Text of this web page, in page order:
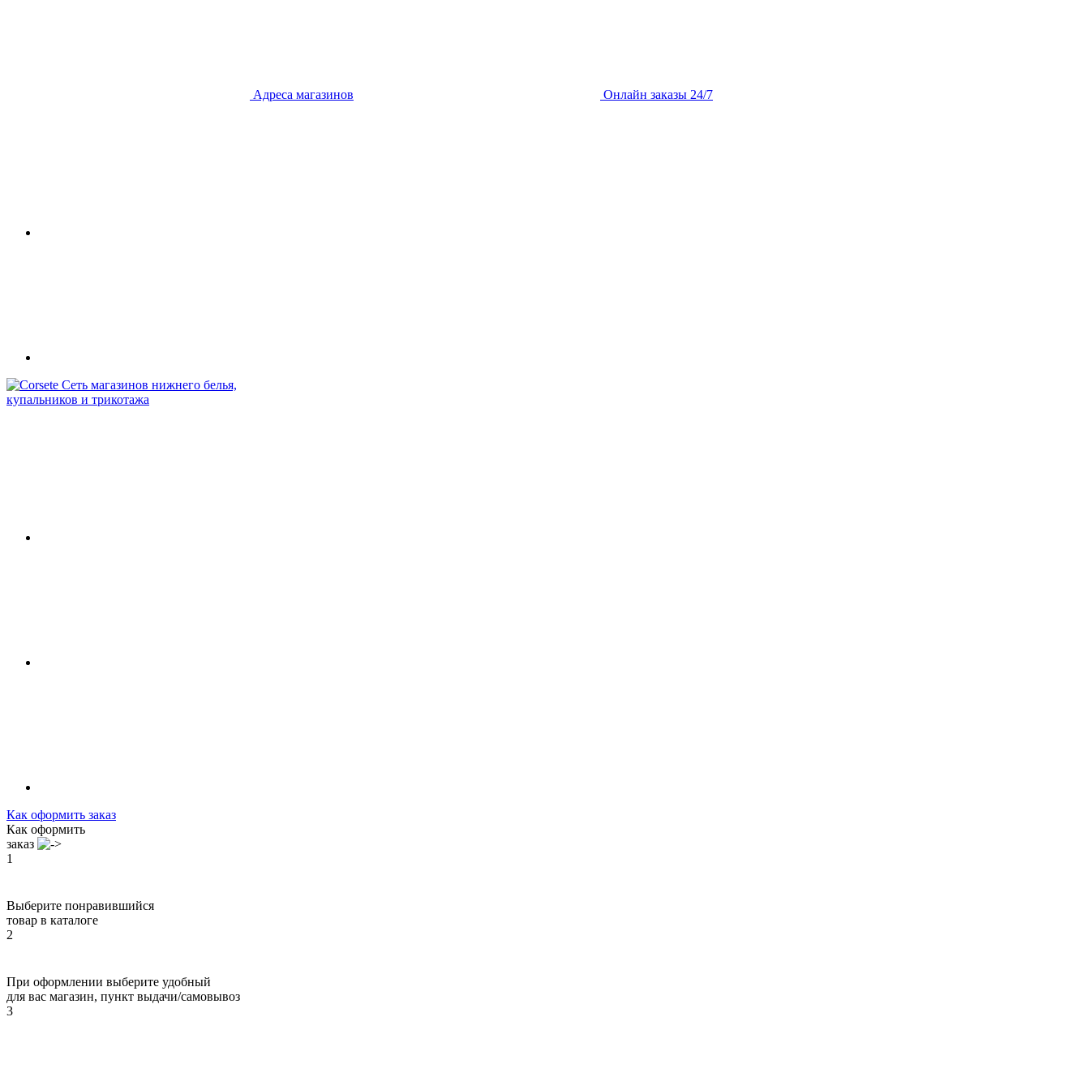
Адреса магазинов Онлайн заказы 24/7
Сеть магазинов нижнего белья,
купальников и трикотажа
Как оформить заказ
Как оформить
заказ
1
Выберите понравившийся
товар в каталоге
2
При оформлении выберите удобный
для вас магазин, пункт выдачи/самовывоз
3